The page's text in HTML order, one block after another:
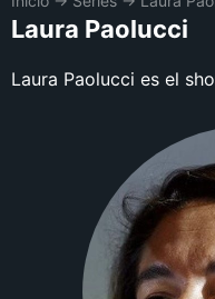
Laura Paolucci
Laura Paolucci es el